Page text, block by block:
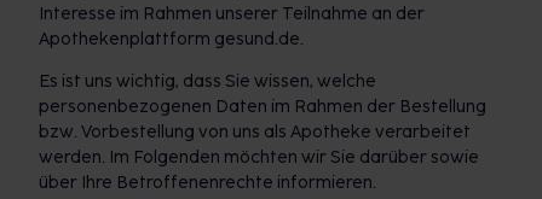
Interesse im Rahmen unserer Teilnahme an der
Apothekenplattform gesund.de.
Es ist uns wichtig, dass Sie wissen, welche
personenbezogenen Daten im Rahmen der Bestellung
bzw. Vorbestellung von uns als Apotheke verarbeitet
werden. Im Folgenden möchten wir Sie darüber sowie
über Ihre Betroffenenrechte informieren.